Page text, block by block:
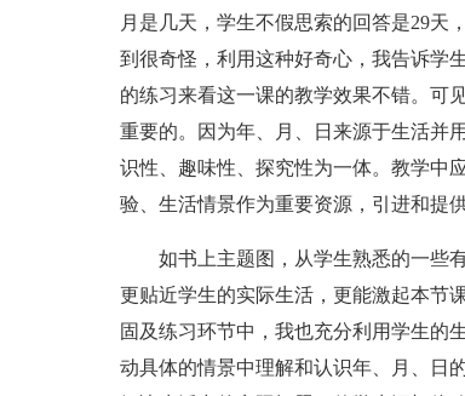
月是几天，学生不假思索的回答是29天
到很奇怪，利用这种好奇心，我告诉学
的练习来看这一课的教学效果不错。可
重要的。因为年、月、日来源于生活并
识性、趣味性、探究性为一体。教学中
验、生活情景作为重要资源，引进和提
如书上主题图，从学生熟悉的一些
更贴近学生的实际生活，更能激起本节
固及练习环节中，我也充分利用学生的
动具体的情景中理解和认识年、月、日